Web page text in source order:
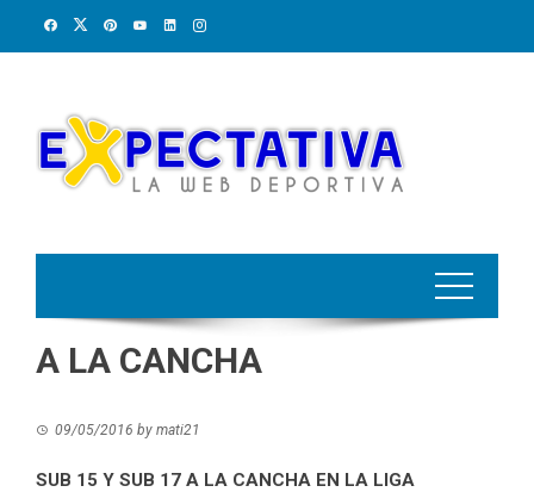
A LA CANCHA
09/05/2016 by mati21
SUB 15 Y SUB 17 A LA CANCHA EN LA LIGA